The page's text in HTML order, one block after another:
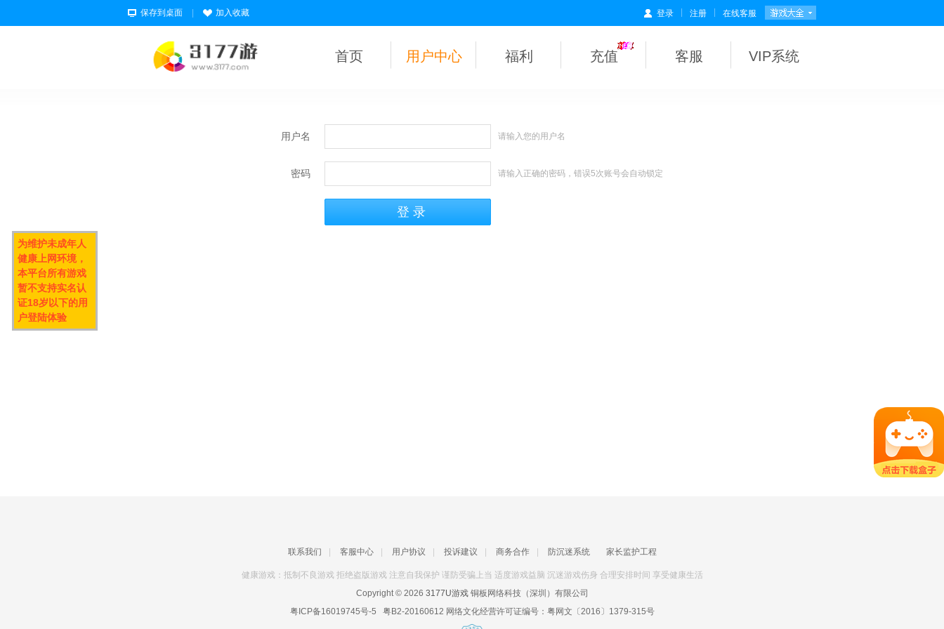
保存到桌面 加入收藏 登录 注册 在线客服
首页 用户中心 福利 充值 客服 VIP系统
用户名 请输入您的用户名
密码 请输入正确的密码，错误5次账号会自动锁定
联系我们 客服中心 用户协议 投诉建议 商务合作 防沉迷系统 家长监护工程
健康游戏：抵制不良游戏 拒绝盗版游戏 注意自我保护 谨防受骗上当 适度游戏益脑 沉迷游戏伤身 合理安排时间 享受健康生活
Copyright © 2026 3177U游戏铜板网络科技（深圳）有限公司
粤ICP备16019745号-5 粤B2-20160612 网络文化经营许可证编号： 粤网文〔2016〕1379-315号
为维护未成年人
健康上网环境，
本平台所有游戏
暂不支持实名认
证18岁以下的用
户登陆体验